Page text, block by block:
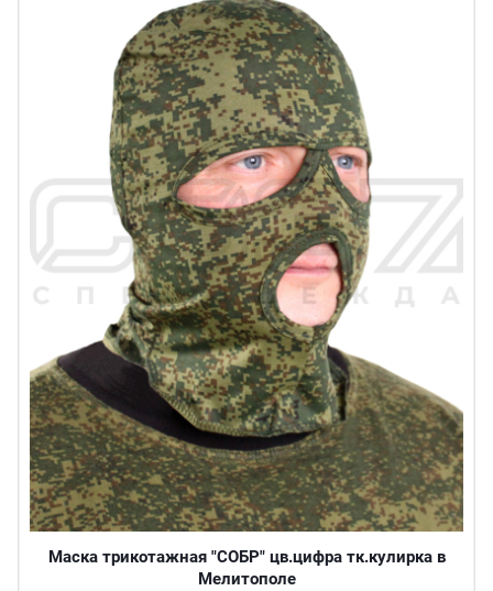
Маска трикотажная "СОБР" цв.цифра тк.кулирка в
Мелитополе